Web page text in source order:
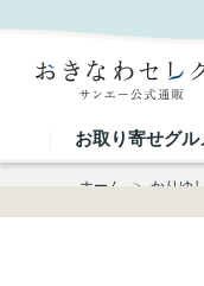
お取り寄せグル
ホーム > かりゆ